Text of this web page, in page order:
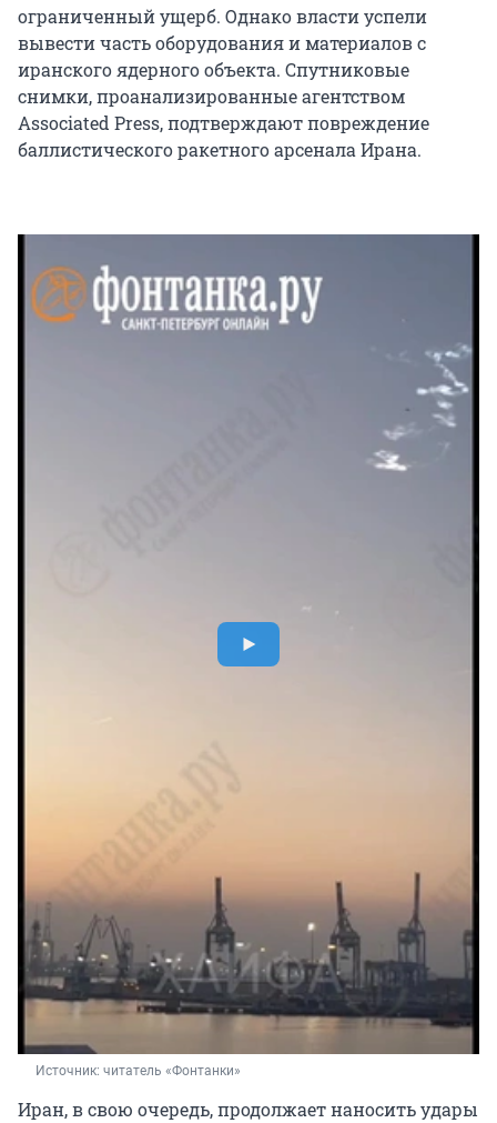
ограниченный ущерб. Однако власти успели
вывести часть оборудования и материалов с
иранского ядерного объекта. Спутниковые
снимки, проанализированные агентством
Associated Press, подтверждают повреждение
баллистического ракетного арсенала Ирана.
Источник: читатель «Фонтанки»
Иран, в свою очередь, продолжает наносить удары